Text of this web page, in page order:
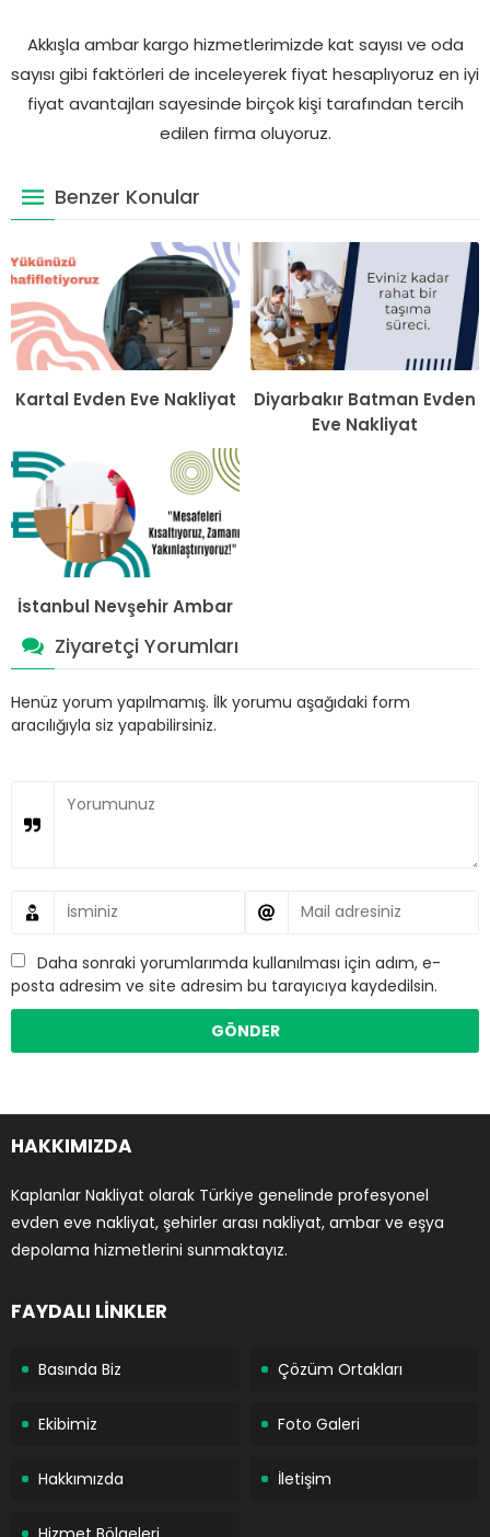
Akkışla ambar kargo hizmetlerimizde kat sayısı ve oda
sayısı gibi faktörleri de inceleyerek fiyat hesaplıyoruz en iyi
fiyat avantajları sayesinde birçok kişi tarafından tercih
edilen firma oluyoruz.
Benzer Konular
Kartal Evden Eve Nakliyat
Diyarbakır Batman Evden
Eve Nakliyat
İstanbul Nevşehir Ambar
Ziyaretçi Yorumları
Henüz yorum yapılmamış. İlk yorumu aşağıdaki form
aracılığıyla siz yapabilirsiniz.
Daha sonraki yorumlarımda kullanılması için adım, e-
posta adresim ve site adresim bu tarayıcıya kaydedilsin.
HAKKIMIZDA
Kaplanlar Nakliyat olarak Türkiye genelinde profesyonel
evden eve nakliyat, şehirler arası nakliyat, ambar ve eşya
depolama hizmetlerini sunmaktayız.
FAYDALI LİNKLER
Basında Biz Çözüm Ortakları
Ekibimiz Foto Galeri
Hakkımızda İletişim